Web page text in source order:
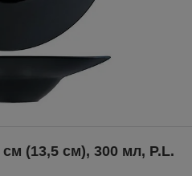
(13,5 см), 300 мл, P.L.